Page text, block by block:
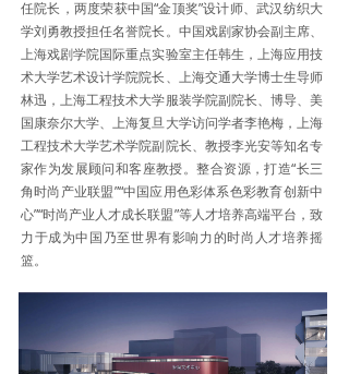
ꀂ Fall 2023
ꀅ 生产中心
ꀂ 赛特可持续
ꀂ 工厂
ꀂ 设计研发
ꁕ
ꀂ 赛可艾 Sky Garden
任院长，两度荣获中国“金顶奖”设计师、武汉纺织大
学刘勇教授担任名誉院长。中国戏剧家协会副主席、
上海戏剧学院国际重点实验室主任韩生，上海应用技
术大学艺术设计学院院长、上海交通大学博士生导师
林迅，上海工程技术大学服装学院副院长、博导、美
国康奈尔大学、上海复旦大学访问学者李艳梅，上海
工程技术大学艺术学院副院长、教授李光安等知名专
家作为发展顾问和客座教授。整合资源，打造“长三
角时尚产业联盟”“中国应用色彩体系色彩教育创新中
心”“时尚产业人才成长联盟”等人才培养高端平台，致
力于成为中国乃至世界有影响力的时尚人才培养摇
篮。